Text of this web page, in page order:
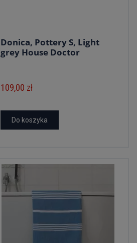
Donica, Pottery S, Light
grey House Doctor
109,00 zł
Do koszyka